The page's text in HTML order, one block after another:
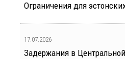
Ограничения для
17.07.2026
Задержания в